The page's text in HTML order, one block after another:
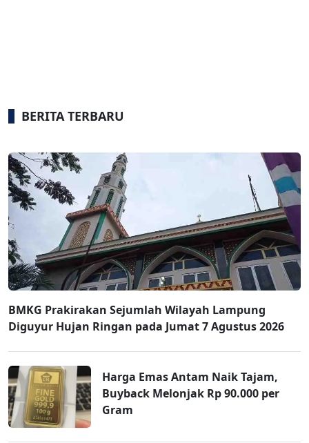
BERITA TERBARU
BMKG Prakirakan Sejumlah Wilayah Lampung
Diguyur Hujan Ringan pada Jumat 7 Agustus 2026
Harga Emas Antam Naik Tajam,
Buyback Melonjak Rp 90.000 per
Gram